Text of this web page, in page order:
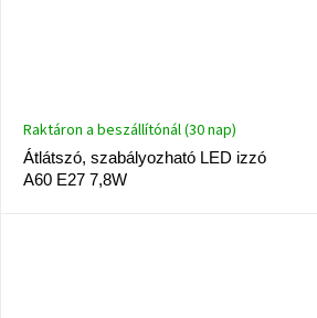
Átlátszó, szabályozható LED izzó
A60 E27 7,8W
Raktáron a beszállítónál (30 nap)